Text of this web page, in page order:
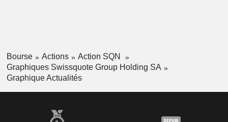
Bourse Actions
Action SQN
Graphiques Swissquote Group Holding SA
Graphique Actualités